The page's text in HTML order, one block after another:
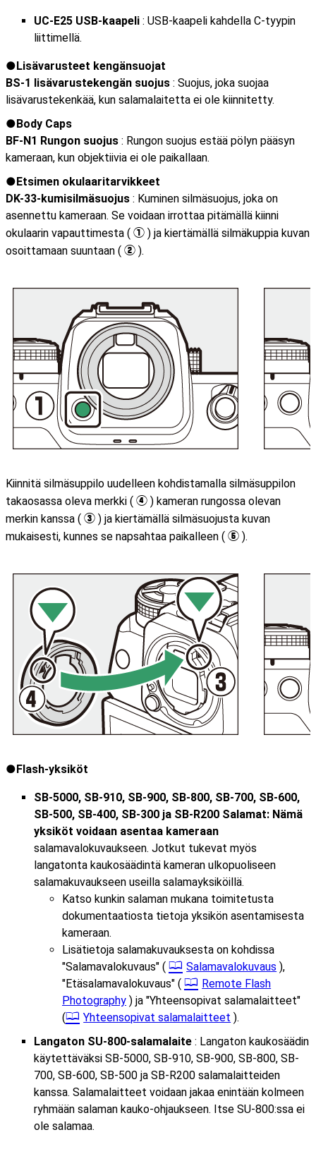
UC-E25 USB-kaapeli : USB-kaapeli kahdella C-tyypin
liittimellä.
Lisävarusteet kengänsuojat
BS-1 lisävarustekengän suojus : Suojus, joka suojaa
lisävarustekenkää, kun salamalaitetta ei ole kiinnitetty.
Body Caps
BF-N1 Rungon suojus : Rungon suojus estää pölyn pääsyn
kameraan, kun objektiivia ei ole paikallaan.
Etsimen okulaaritarvikkeet
DK-33-kumisilmäsuojus : Kuminen silmäsuojus, joka on
asennettu kameraan. Se voidaan irrottaa pitämällä kiinni
okulaarin vapauttimesta ( q ) ja kiertämällä silmäkuppia kuvan
osoittamaan suuntaan ( w ).
Kiinnitä silmäsuppilo uudelleen kohdistamalla silmäsuppilon
takaosassa oleva merkki ( r ) kameran rungossa olevan
merkin kanssa ( e ) ja kiertämällä silmäsuojusta kuvan
mukaisesti, kunnes se napsahtaa paikalleen ( t ).
Flash-yksiköt
SB-5000, SB-910, SB-900, SB-800, SB-700, SB-600,
SB-500, SB-400, SB-300 ja SB-R200 Salamat: Nämä
yksiköt voidaan asentaa kameraan
salamavalokuvaukseen. Jotkut tukevat myös
langatonta kaukosäädintä kameran ulkopuoliseen
salamakuvaukseen useilla salamayksiköillä.
Katso kunkin salaman mukana toimitetusta
dokumentaatiosta tietoja yksikön asentamisesta
kameraan.
Lisätietoja salamakuvauksesta on kohdissa
"Salamavalokuvaus" (
Salamavalokuvaus ),
"Etäsalamavalokuvaus" (
Remote Flash
Photography ) ja "Yhteensopivat salamalaitteet"
(
Yhteensopivat salamalaitteet ).
Langaton SU-800-salamalaite : Langaton kaukosäädin
käytettäväksi SB-5000, SB-910, SB-900, SB-800, SB-
700, SB-600, SB-500 ja SB-R200 salamalaitteiden
kanssa. Salamalaitteet voidaan jakaa enintään kolmeen
ryhmään salaman kauko-ohjaukseen. Itse SU-800:ssa ei
ole salamaa.